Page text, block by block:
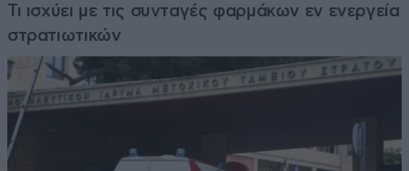
Τι ισχύει με τις συνταγές φαρμάκων εν ενεργεία
στρατιωτικών